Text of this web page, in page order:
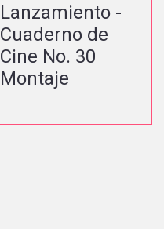
Lanzamiento -
Cuaderno de
Cine No. 30
Montaje